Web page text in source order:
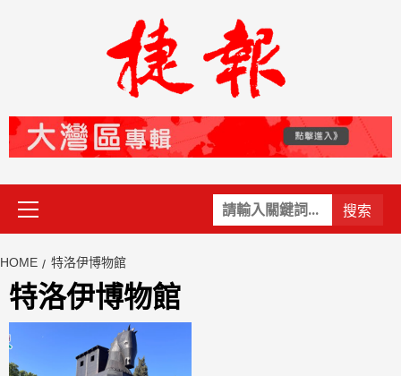
關
鍵
Primary
Menu
HOME 特洛伊博物館
特洛伊博物館